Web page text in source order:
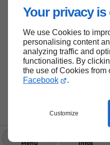
Your privacy
We use Cookies to
personalising content
analyzing traffic and
functionalities. By
the use of Cookies from
Facebook
.
Customize
Menu Infos
Haut